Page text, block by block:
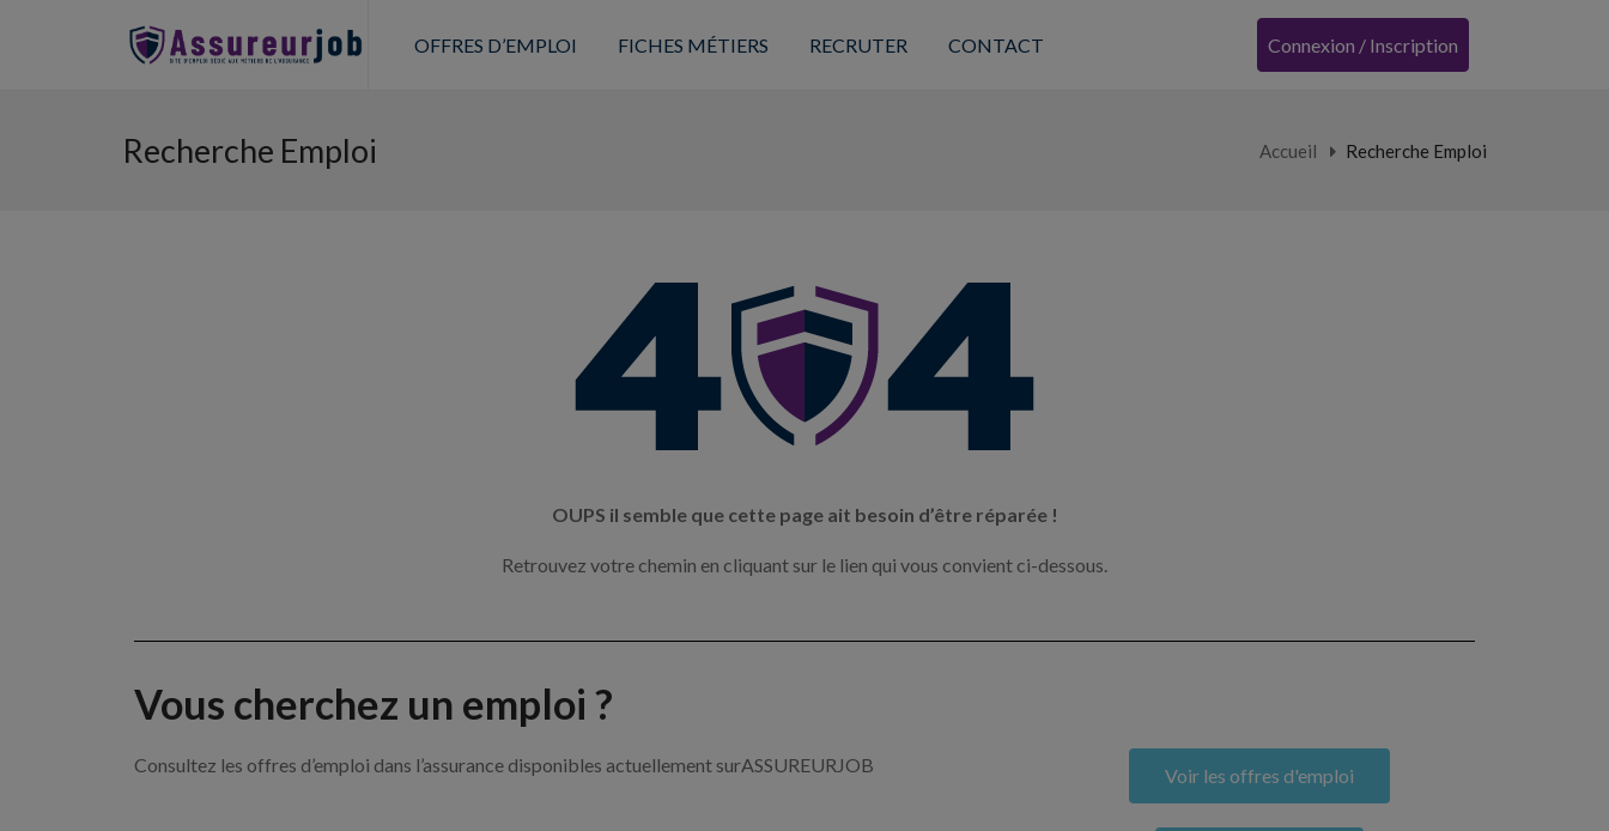
OFFRES D’EMPLOI FICHES MÉTIERS RECRUTER CONTACT Connexion / Inscription
Recherche Emploi Accueil Recherche Emploi
OUPS il semble que cette page ait besoin d’être réparée !
Retrouvez votre chemin en cliquant sur le lien qui vous convient ci-dessous.
Vous cherchez un emploi ?
Consultez les offres d’emploi dans l’assurance disponibles actuellement surASSUREURJOB Voir les offres d'emploi